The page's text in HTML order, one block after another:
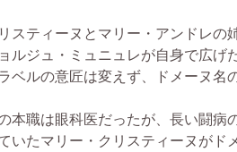
スティーヌとマリー・アンドレの
ルジュ・ミュニュレが自身で広げ
ベルの意匠は変えず、ドメーヌ名
本職は眼科医だったが、長い闘病
いたマリー・クリスティーヌがド